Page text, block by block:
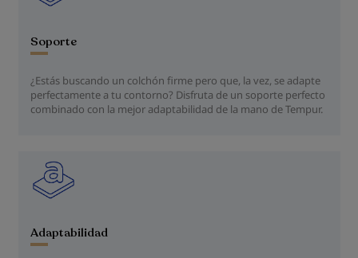
Soporte
¿Estás buscando un colchón firme pero que, la vez, se adapte
perfectamente a tu contorno? Disfruta de un soporte perfecto
combinado con la mejor adaptabilidad de la mano de Tempur.
Adaptabilidad